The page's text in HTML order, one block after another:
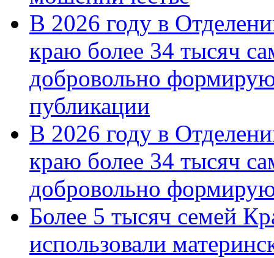
В 2026 году в
краю более 34 тысяч
добровольно
публикации
В 2026 году в
краю более 34 тысяч
добровольно
Более 5 тысяч семей
использовали